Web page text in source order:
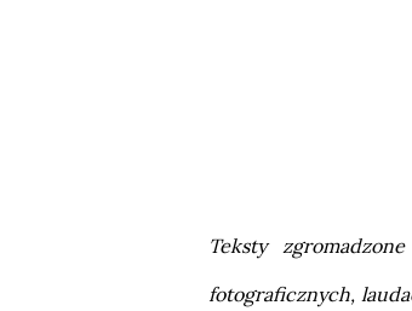
Teksty
fotograficznych,